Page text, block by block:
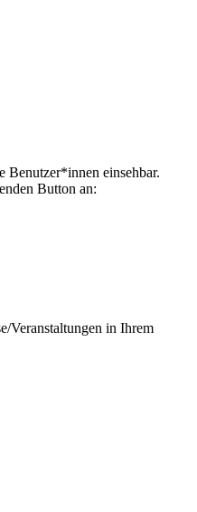
Benutzer*innen einsehbar.
Button an:
Veranstaltungen in Ihrem